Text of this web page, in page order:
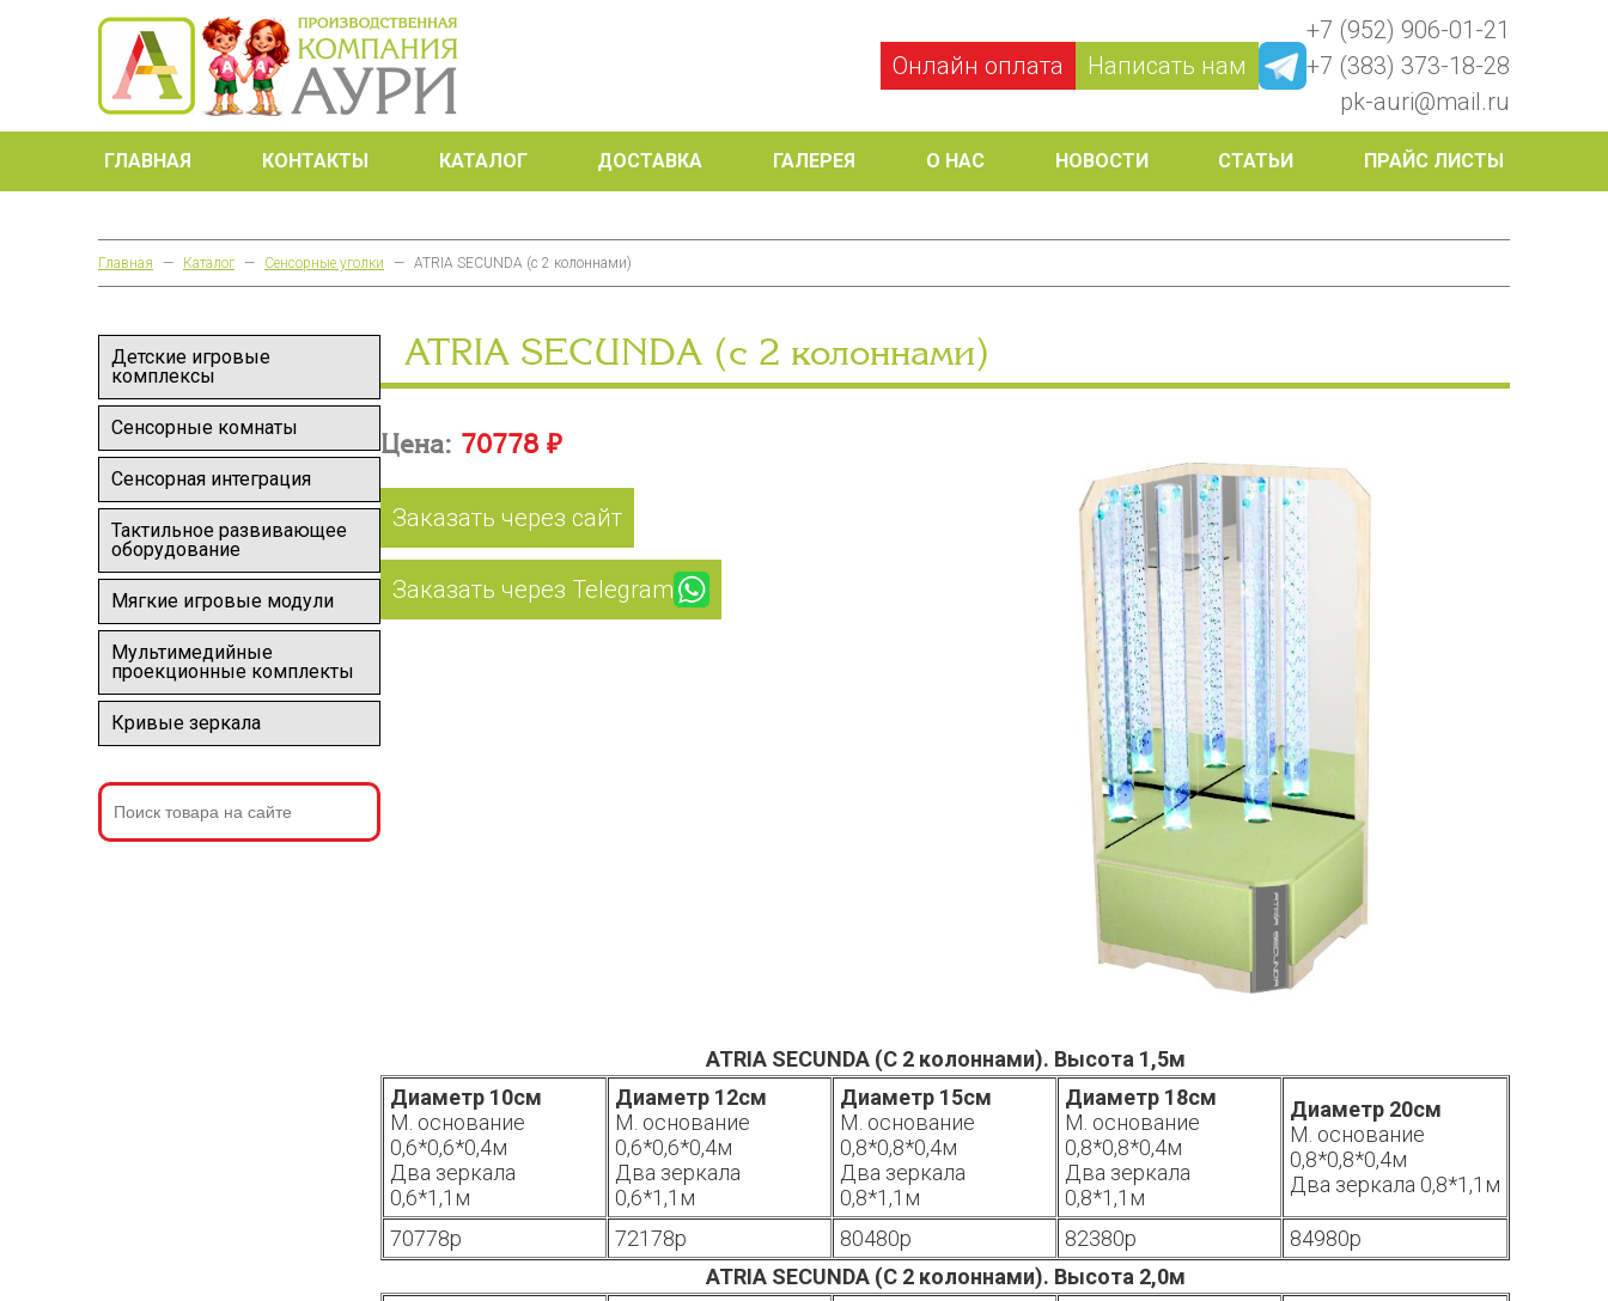
Онлайн оплата Написать нам
+7 (952) 906-01-21
+7 (383) 373-18-28
pk-auri@mail.ru
ГЛАВНАЯ КОНТАКТЫ КАТАЛОГ ДОСТАВКА ГАЛЕРЕЯ О НАС НОВОСТИ СТАТЬИ ПРАЙС ЛИСТЫ
Главная — Каталог — Сенсорные уголки — ATRIA SECUNDA (с 2 колоннами)
Детские игровые
комплексы
Сенсорные комнаты
Сенсорная интеграция
Тактильное развивающее
оборудование
Мягкие игровые модули
Мультимедийные
проекционные комплекты
Кривые зеркала
ATRIA SECUNDA (с 2 колоннами)
Цена: 70778 ₽
Заказать через сайт
Заказать через Telegram
ATRIA SECUNDA (С 2 колоннами). Высота 1,5м
Диаметр 10см
М. основание
0,6*0,6*0,4м
Два зеркала
0,6*1,1м
Диаметр 12см
М. основание
0,6*0,6*0,4м
Два зеркала
0,6*1,1м
Диаметр 15см
М. основание
0,8*0,8*0,4м
Два зеркала
0,8*1,1м
Диаметр 18см
М. основание
0,8*0,8*0,4м
Два зеркала
0,8*1,1м
Диаметр 20см
М. основание
0,8*0,8*0,4м
Два зеркала 0,8*1,1м
70778р 72178р 80480р 82380р
84980р
ATRIA SECUNDA (С 2 колоннами). Высота 2,0м